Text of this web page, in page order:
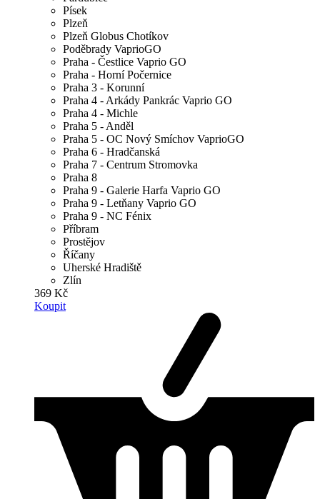
Písek
Plzeň
Plzeň Globus Chotíkov
Poděbrady VaprioGO
Praha - Čestlice Vaprio GO
Praha - Horní Počernice
Praha 3 - Korunní
Praha 4 - Arkády Pankrác Vaprio GO
Praha 4 - Michle
Praha 5 - Anděl
Praha 5 - OC Nový Smíchov VaprioGO
Praha 6 - Hradčanská
Praha 7 - Centrum Stromovka
Praha 8
Praha 9 - Galerie Harfa Vaprio GO
Praha 9 - Letňany Vaprio GO
Praha 9 - NC Fénix
Příbram
Prostějov
Říčany
Uherské Hradiště
Zlín
369 Kč
Koupit